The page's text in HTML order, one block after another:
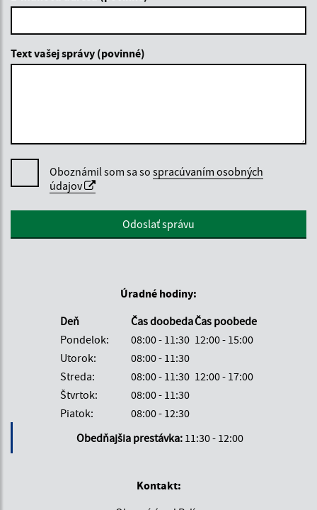
Text vašej správy (povinné)
Oboznámil som sa so spracúvaním osobných
údajov
Google reCaptcha ResponseOdoslať správu
Úradné hodiny:
Deň
Čas doobedaČas poobede
Pondelok:
08:00 - 11:30 12:00 - 15:00
Utorok:
08:00 - 11:30
Streda:
08:00 - 11:30 12:00 - 17:00
Štvrtok:
08:00 - 11:30
Piatok:
08:00 - 12:30
Obedňajšia prestávka: 11:30 - 12:00
Kontakt: